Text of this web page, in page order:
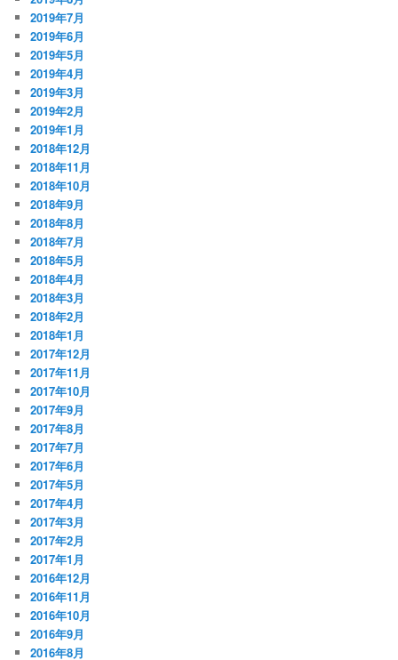
2019年7月
2019年6月
2019年5月
2019年4月
2019年3月
2019年2月
2019年1月
2018年12月
2018年11月
2018年10月
2018年9月
2018年8月
2018年7月
2018年5月
2018年4月
2018年3月
2018年2月
2018年1月
2017年12月
2017年11月
2017年10月
2017年9月
2017年8月
2017年7月
2017年6月
2017年5月
2017年4月
2017年3月
2017年2月
2017年1月
2016年12月
2016年11月
2016年10月
2016年9月
2016年8月